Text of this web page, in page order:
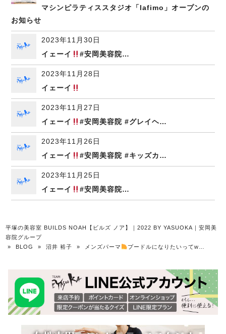
マシンピラティススタジオ「lafimo」オープンの
お知らせ
2023年11月30日
イェーイ
#安岡美容院…
2023年11月28日
イェーイ
2023年11月27日
イェーイ
#安岡美容院 #グレイヘ…
2023年11月26日
イェーイ
#安岡美容院 #キッズカ…
2023年11月25日
イェーイ
#安岡美容院…
平塚の美容室 BUILDS NOAH【ビルズ ノア】｜2022 BY YASUOKA｜安岡美
容院グループ
»
BLOG » 沼井 裕子 » メンズパーマ プードルになりたいってw…